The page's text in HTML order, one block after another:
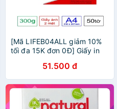
[Mã LIFEB04ALL giảm 10%
tối đa 15K đơn 0Đ] Giấy in
định lượng 120-140-160-
210-230-260-300gsm
51.500 đ